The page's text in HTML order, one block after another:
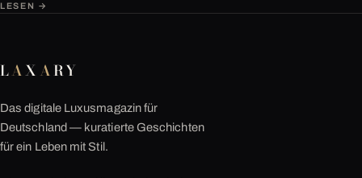
LESEN →
LAXARY
Das digitale Luxusmagazin für
Deutschland — kuratierte Geschichten
für ein Leben mit Stil.